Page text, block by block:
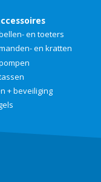
en toeters
en kratten
+ beveiliging